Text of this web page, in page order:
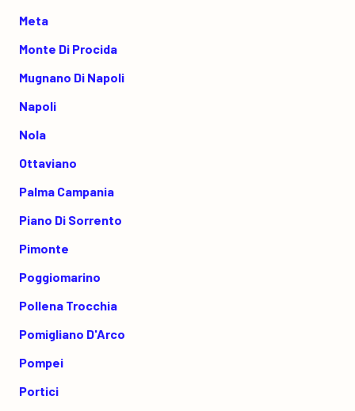
Meta
Monte Di Procida
Mugnano Di Napoli
Napoli
Nola
Ottaviano
Palma Campania
Piano Di Sorrento
Pimonte
Poggiomarino
Pollena Trocchia
Pomigliano D'Arco
Pompei
Portici